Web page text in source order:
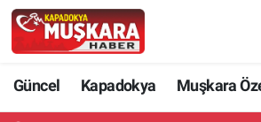
Güncel Kapadokya Muşkara
Güncel
Nevşehir Hava Durumu